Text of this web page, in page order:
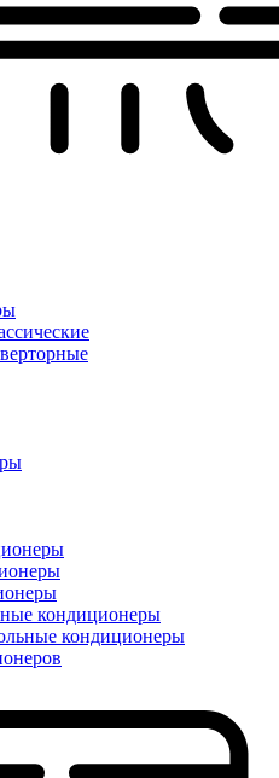
кондиционеры
кондиционеры